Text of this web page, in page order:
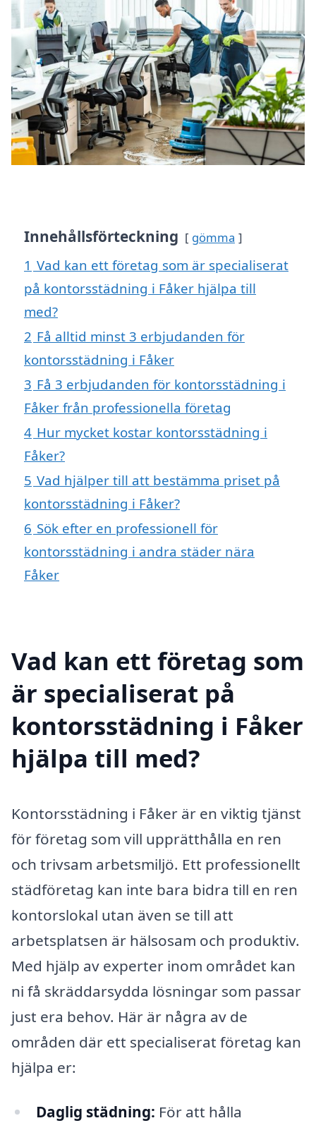
Innehållsförteckning gömma
1 Vad kan ett företag som är specialiserat
på kontorsstädning i Fåker hjälpa till
med?
2 Få alltid minst 3 erbjudanden för
kontorsstädning i Fåker
3 Få 3 erbjudanden för kontorsstädning i
Fåker från professionella företag
4 Hur mycket kostar kontorsstädning i
Fåker?
5 Vad hjälper till att bestämma priset på
kontorsstädning i Fåker?
6 Sök efter en professionell för
kontorsstädning i andra städer nära
Fåker
Vad kan ett företag som
är specialiserat på
kontorsstädning i Fåker
hjälpa till med?
Kontorsstädning i Fåker är en viktig tjänst
för företag som vill upprätthålla en ren
och trivsam arbetsmiljö. Ett professionellt
städföretag kan inte bara bidra till en ren
kontorslokal utan även se till att
arbetsplatsen är hälsosam och produktiv.
Med hjälp av experter inom området kan
ni få skräddarsydda lösningar som passar
just era behov. Här är några av de
områden där ett specialiserat företag kan
hjälpa er:
Daglig städning: För att hålla